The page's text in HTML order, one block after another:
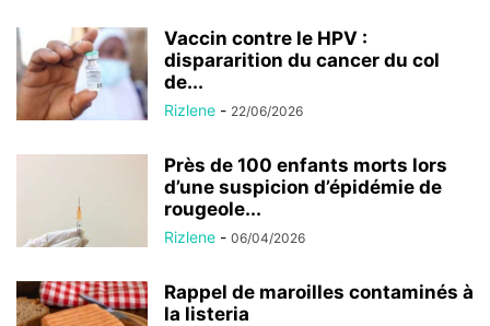
Vaccin contre le HPV :
dispararition du cancer du col
de...
Rizlene - 22/06/2026
Près de 100 enfants morts lors
d’une suspicion d’épidémie de
rougeole...
Rizlene - 06/04/2026
Rappel de maroilles contaminés à
la listeria